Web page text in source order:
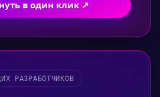
в один клик ↗
РАЗРАБОТЧИКОВ